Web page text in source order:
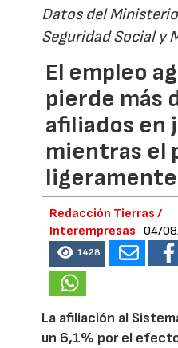
Datos del
Seguridad Social y
El empleo
pierde más
afiliados en
mientras el
ligeramente
Redacción Tierras /
Interempresas
04/
1428
La afiliación al
un 6,1% por el